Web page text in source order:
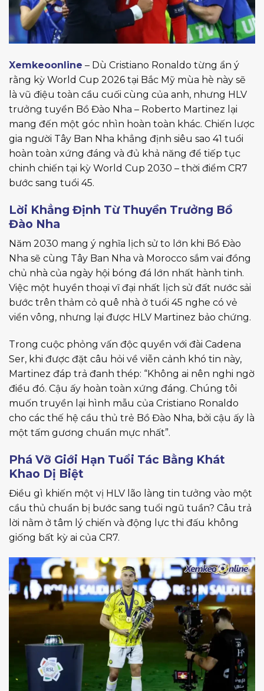
Xemkeoonline – Dù Cristiano Ronaldo từng ẩn ý
rằng kỳ World Cup 2026 tại Bắc Mỹ mùa hè này sẽ
là vũ điệu toàn cầu cuối cùng của anh, nhưng HLV
trưởng tuyển Bồ Đào Nha – Roberto Martinez lại
mang đến một góc nhìn hoàn toàn khác. Chiến lược
gia người Tây Ban Nha khẳng định siêu sao 41 tuổi
hoàn toàn xứng đáng và đủ khả năng để tiếp tục
chinh chiến tại kỳ World Cup 2030 – thời điểm CR7
bước sang tuổi 45.
Lời Khẳng Định Từ Thuyền Trưởng Bồ
Đào Nha
Năm 2030 mang ý nghĩa lịch sử to lớn khi Bồ Đào
Nha sẽ cùng Tây Ban Nha và Morocco sắm vai đồng
chủ nhà của ngày hội bóng đá lớn nhất hành tinh.
Việc một huyền thoại vĩ đại nhất lịch sử đất nước sải
bước trên thảm cỏ quê nhà ở tuổi 45 nghe có vẻ
viển vông, nhưng lại được HLV Martinez bảo chứng.
Trong cuộc phỏng vấn độc quyền với đài Cadena
Ser, khi được đặt câu hỏi về viễn cảnh khó tin này,
Martinez đáp trả đanh thép: “Không ai nên nghi ngờ
điều đó. Cậu ấy hoàn toàn xứng đáng. Chúng tôi
muốn truyền lại hình mẫu của Cristiano Ronaldo
cho các thế hệ cầu thủ trẻ Bồ Đào Nha, bởi cậu ấy là
một tấm gương chuẩn mực nhất”.
Phá Vỡ Giới Hạn Tuổi Tác Bằng Khát
Khao Dị Biệt
Điều gì khiến một vị HLV lão làng tin tưởng vào một
cầu thủ chuẩn bị bước sang tuổi ngũ tuần? Câu trả
lời nằm ở tâm lý chiến và động lực thi đấu không
giống bất kỳ ai của CR7.